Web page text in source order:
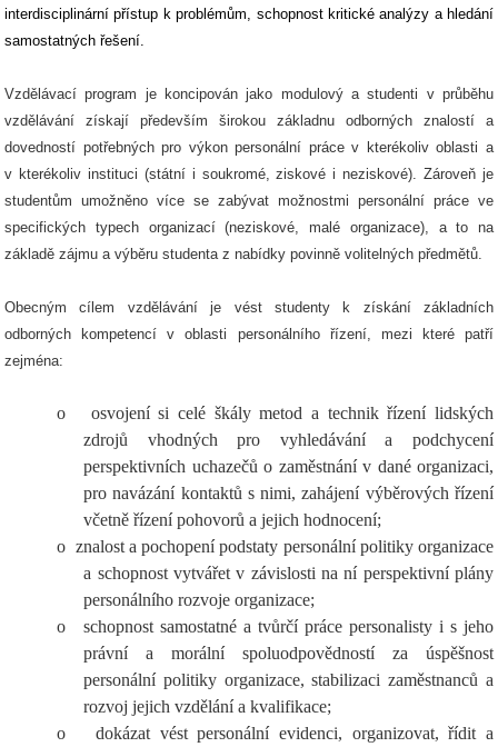
interdisciplinární přístup k problémům, schopnost kritické analýzy a hledání
samostatných řešení.
Vzdělávací program je koncipován jako modulový a studenti v průběhu
vzdělávání získají především širokou základnu odborných znalostí a
dovedností potřebných pro výkon personální práce v kterékoliv oblasti a
v kterékoliv instituci (státní i soukromé, ziskové i neziskové). Zároveň je
studentům umožněno více se zabývat možnostmi personální práce ve
specifických typech organizací (neziskové, malé organizace), a to na
základě zájmu a výběru studenta z nabídky povinně volitelných předmětů.
Obecným cílem vzdělávání je vést studenty k získání základních
odborných kompetencí v oblasti personálního řízení, mezi které patří
zejména:
o
osvojení si celé škály metod a technik řízení lidských
zdrojů vhodných pro vyhledávání a podchycení
perspektivních uchazečů o zaměstnání v dané organizaci,
pro navázání kontaktů s nimi, zahájení výběrových řízení
včetně řízení pohovorů a jejich hodnocení;
o znalost a pochopení podstaty personální politiky organizace
a schopnost vytvářet v závislosti na ní perspektivní plány
personálního rozvoje organizace;
o
schopnost samostatné a tvůrčí práce personalisty i s jeho
právní a morální spoluodpovědností za úspěšnost
personální politiky organizace, stabilizaci zaměstnanců a
rozvoj jejich vzdělání a kvalifikace;
o
dokázat vést personální evidenci, organizovat, řídit a